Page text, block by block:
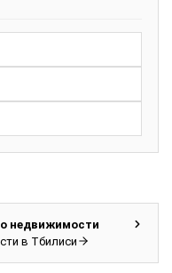
недвижимости
в Тбилиси